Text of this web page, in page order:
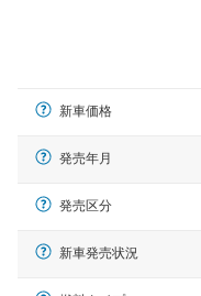
新車価格
発売年月
発売区分
新車発売状況